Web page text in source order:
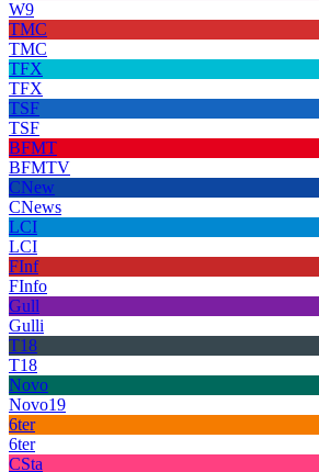
W9
TMC
TMC
TFX
TFX
TSF
TSF
BFMT
BFMTV
CNew
CNews
LCI
LCI
FInf
FInfo
Gull
Gulli
T18
T18
Novo
Novo19
6ter
6ter
CSta